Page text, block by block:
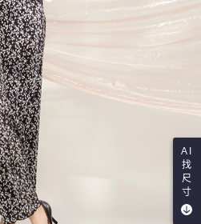
AI
找
尺
寸